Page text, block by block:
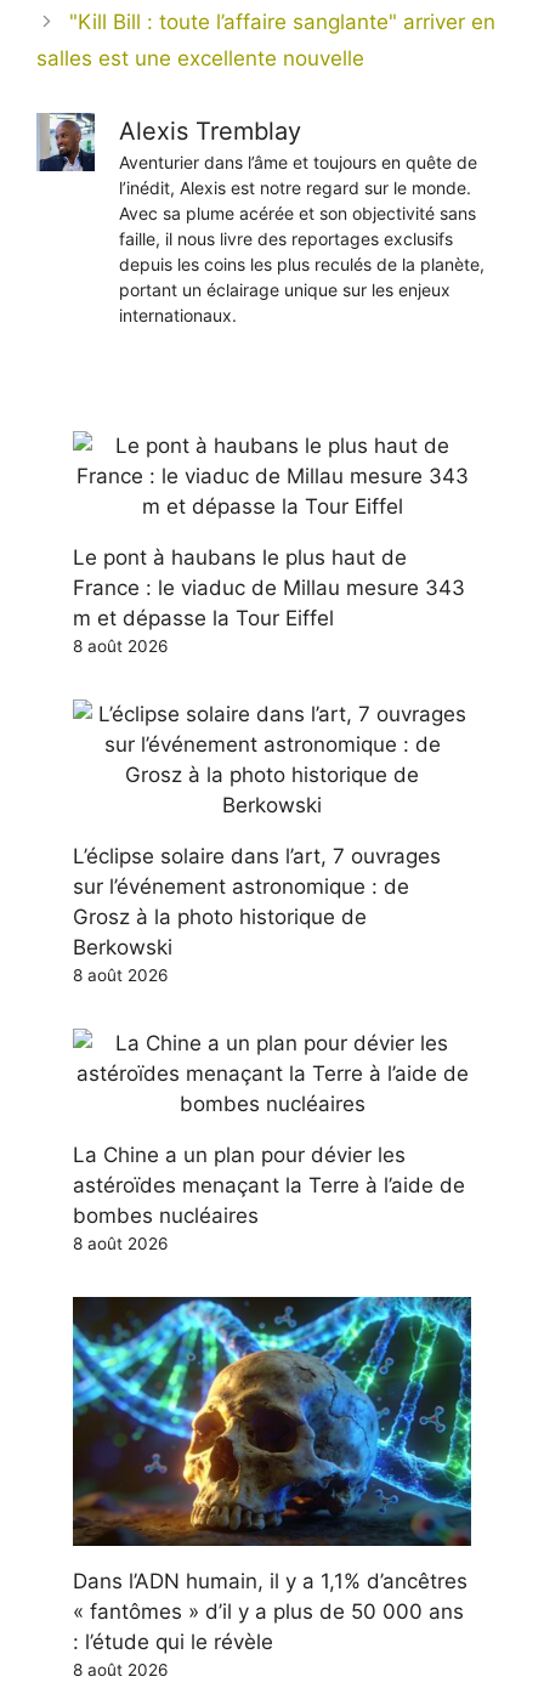
"Kill Bill : toute l’affaire sanglante" arriver en
salles est une excellente nouvelle
Alexis Tremblay
Aventurier dans l’âme et toujours en quête de
l’inédit, Alexis est notre regard sur le monde.
Avec sa plume acérée et son objectivité sans
faille, il nous livre des reportages exclusifs
depuis les coins les plus reculés de la planète,
portant un éclairage unique sur les enjeux
internationaux.
Le pont à haubans le plus haut de
France : le viaduc de Millau mesure 343
m et dépasse la Tour Eiffel
8 août 2026
L’éclipse solaire dans l’art, 7 ouvrages
sur l’événement astronomique : de
Grosz à la photo historique de
Berkowski
8 août 2026
La Chine a un plan pour dévier les
astéroïdes menaçant la Terre à l’aide de
bombes nucléaires
8 août 2026
Dans l’ADN humain, il y a 1,1% d’ancêtres
« fantômes » d’il y a plus de 50 000 ans
: l’étude qui le révèle
8 août 2026